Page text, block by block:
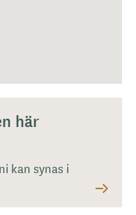
här
kan synas i